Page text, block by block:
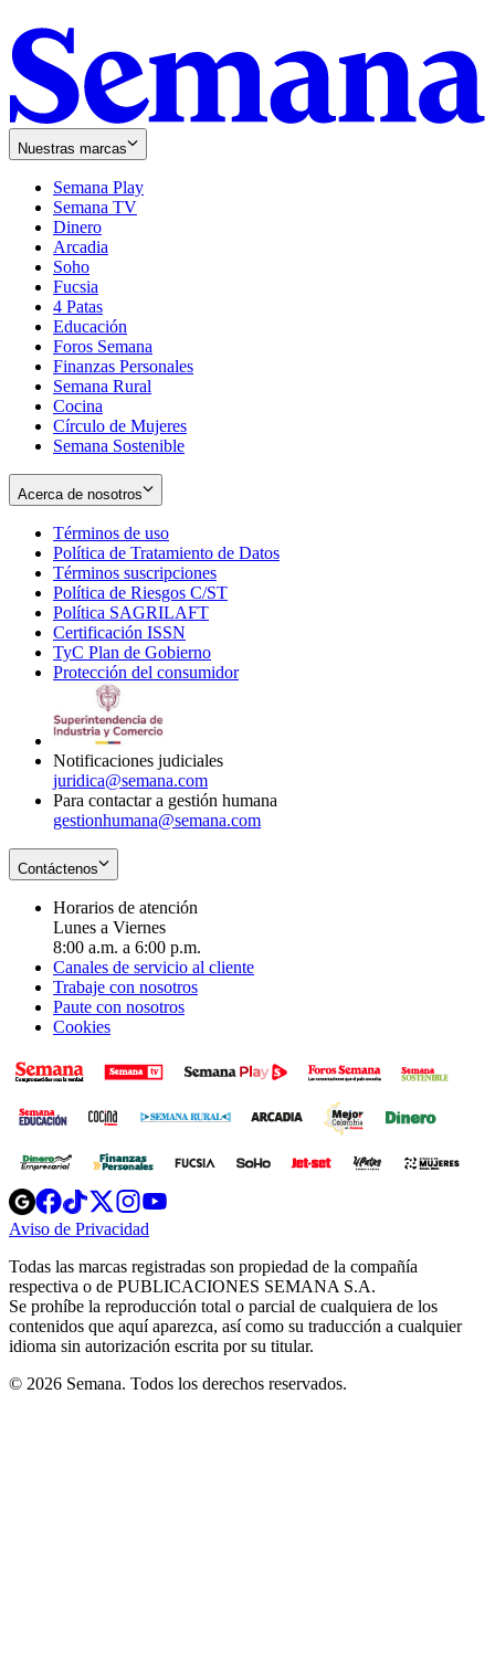
Nuestras marcas
Semana Play
Semana TV
Dinero
Arcadia
Soho
in
new
window
Fucsia
in
new
window
4 Patas
Educación
Foros Semana
Finanzas Personales
Semana Rural
Cocina
Círculo de Mujeres
Semana Sostenible
Acerca de nosotros
Términos de uso
in
new
window
Política de Tratamiento de Datos
Términos suscripciones
in
Política de Riesgos C/ST
Política SAGRILAFT
new
window
Certificación ISSN
in
new
TyC Plan de Gobierno
in
Protección del consumidorOpens
Notificaciones judiciales
juridica@semana.com
Para contactar a gestión humana
gestionhumana@semana.com
Contáctenos
Horarios de atención
Lunes a Viernes
8:00 a.m. a 6:00 p.m.
Canales de servicio al cliente
Trabaje con nosotros
Paute con nosotros
Cookies
Opens
in
new
Opens
in
new
Opens
in
new
window
Opens
new
windowwindow
Aviso de Privacidad
new
window
Todas las marcas registradas son propiedad de la compañía
respectiva o de PUBLICACIONES SEMANA S.A.
Se prohíbe la reproducción total o parcial de cualquiera de los
contenidos que aquí aparezca, así como su traducción a cualquier
idioma sin autorización escrita por su titular.
© 2026 Semana. Todos los derechos reservados.